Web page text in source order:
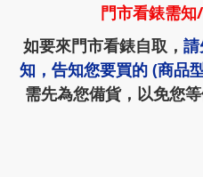
門市看錶需知/
如要來門市看錶自取，
知，告知您要買的 (商品
需先為您備貨，以免您